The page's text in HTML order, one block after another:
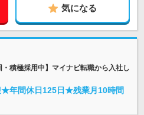
気になる
積極採用中】マイナビ転職から入社し
★年間休日125日★残業月10時間